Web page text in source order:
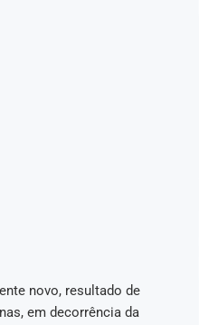
novo, resultado de
em decorrência da